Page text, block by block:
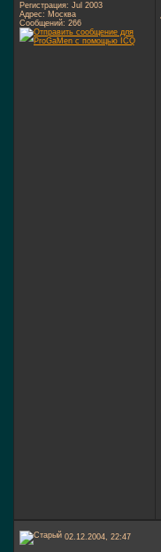
Регистрация: Jul 2003
Адрес: Москва
Сообщений: 266
02.12.2004, 22:47